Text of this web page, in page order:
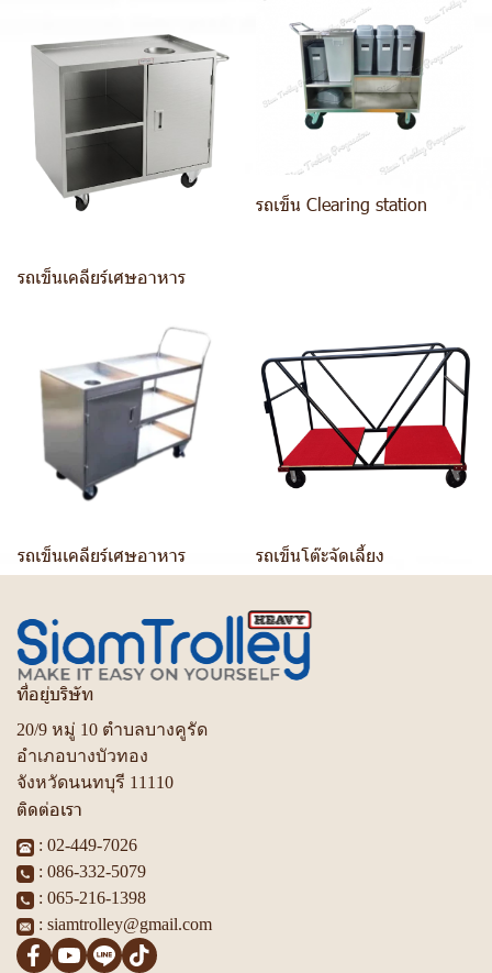
รถเข็นเคลียร์เศษอาหาร
รถเข็น Clearing station
รถเข็นเคลียร์เศษอาหาร รถเข็นโต๊ะจัดเลี้ยง
ที่อยู่บริษัท
20/9 หมู่ 10 ตำบลบางคูรัด
อำเภอบางบัวทอง
จังหวัดนนทบุรี 11110
ติดต่อเรา
: 02-449-7026
: 086-332-5079
: 065-216-1398
: siamtrolley@gmail.com